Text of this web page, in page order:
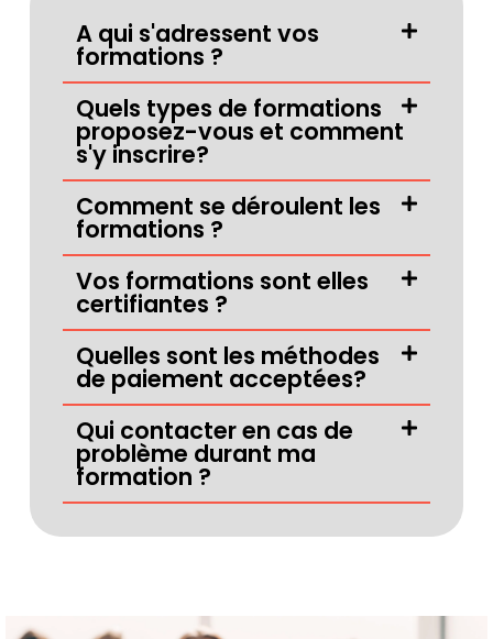
A qui s'adressent vos
formations ?
Quels types de formations
proposez-vous et comment
s'y inscrire?
Comment se déroulent les
formations ?
Vos formations sont elles
certifiantes ?
Quelles sont les méthodes
de paiement acceptées?
Qui contacter en cas de
problème durant ma
formation ?